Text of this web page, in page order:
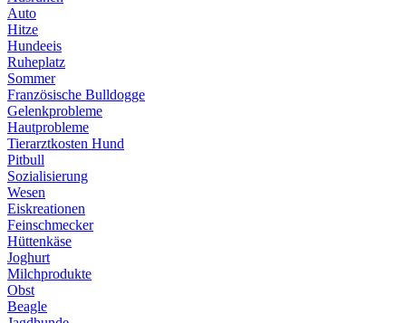
Auto
Hitze
Hundeeis
Ruheplatz
Sommer
Französische Bulldogge
Gelenkprobleme
Hautprobleme
Tierarztkosten Hund
Pitbull
Sozialisierung
Wesen
Eiskreationen
Feinschmecker
Hüttenkäse
Joghurt
Milchprodukte
Obst
Beagle